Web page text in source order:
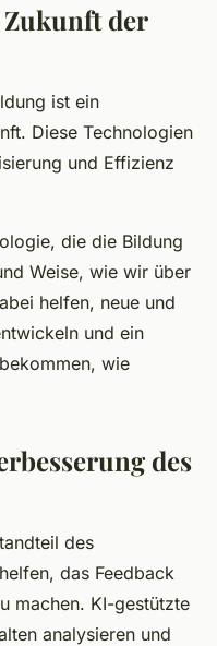
der
ist ein
Diese Technologien
und Effizienz
die die Bildung
Weise, wie wir über
helfen, neue und
und ein
wie
des
des
das Feedback
machen. KI-gestützte
analysieren und